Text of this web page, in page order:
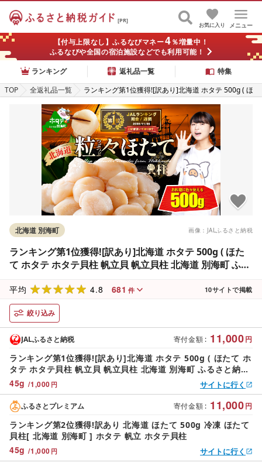
[PR]
メニュー
お気に入り
【付与上限なし】ふるなびマネー4％増量中！
ふるなびや全国の宿泊施設などでも利用可能！
ランキング
返礼品一覧
特集
TOP
全返礼品一覧
ランキング第1位獲得![訳あり]北海道 ホタテ 500g ( ほ
たて ホタテ ホタテ貝柱 帆立貝 帆立貝柱 北海道 別海町
ふるさと納税 )
画像：JALふるさと納税
北海道 別海町
ランキング第1位獲得![訳あり]北海道 ホタテ 500g ( ほた
て ホタテ ホタテ貝柱 帆立貝 帆立貝柱 北海道 別海町 ふる
平均 4.8 681 件 10サイトで掲載
絞り込み
寄付金額 : 11,000円
45g /1,000 円
JALふるさと納税
ランキング第1位獲得![訳あり]北海道 ホタテ 500g ( ほたて ホ
タテ ホタテ貝柱 帆立貝 帆立貝柱 北海道 別海町 ふるさと納税
)
サイトに行く
寄付金額 : 11,000円
45g /1,000 円
ふるさとプレミアム
ランキング第2位獲得!訳あり 北海道 ほたて 500g 冷凍 ほたて
貝柱[ 北海道 別海町 ] ホタテ 帆立 ホタテ貝柱
サイトに行く